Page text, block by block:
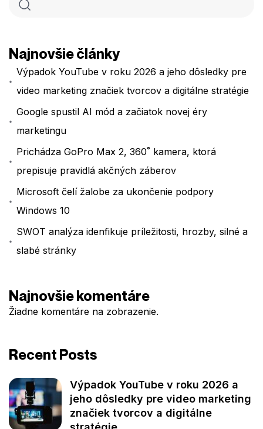
Najnovšie články
Výpadok YouTube v roku 2026 a jeho dôsledky pre
video marketing značiek tvorcov a digitálne stratégie
Google spustil AI mód a začiatok novej éry
marketingu
Prichádza GoPro Max 2, 360˚ kamera, ktorá
prepisuje pravidlá akčných záberov
Microsoft čelí žalobe za ukončenie podpory
Windows 10
SWOT analýza idenfikuje príležitosti, hrozby, silné a
slabé stránky
Najnovšie komentáre
Žiadne komentáre na zobrazenie.
Recent Posts
Výpadok YouTube v roku 2026 a
jeho dôsledky pre video marketing
značiek tvorcov a digitálne